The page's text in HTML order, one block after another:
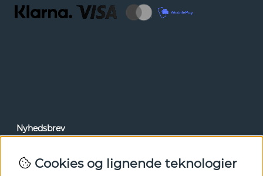
Nyhedsbrev
tilbud før alle andre. Tilmeld dig herunder.
Cookies og lignende teknologier